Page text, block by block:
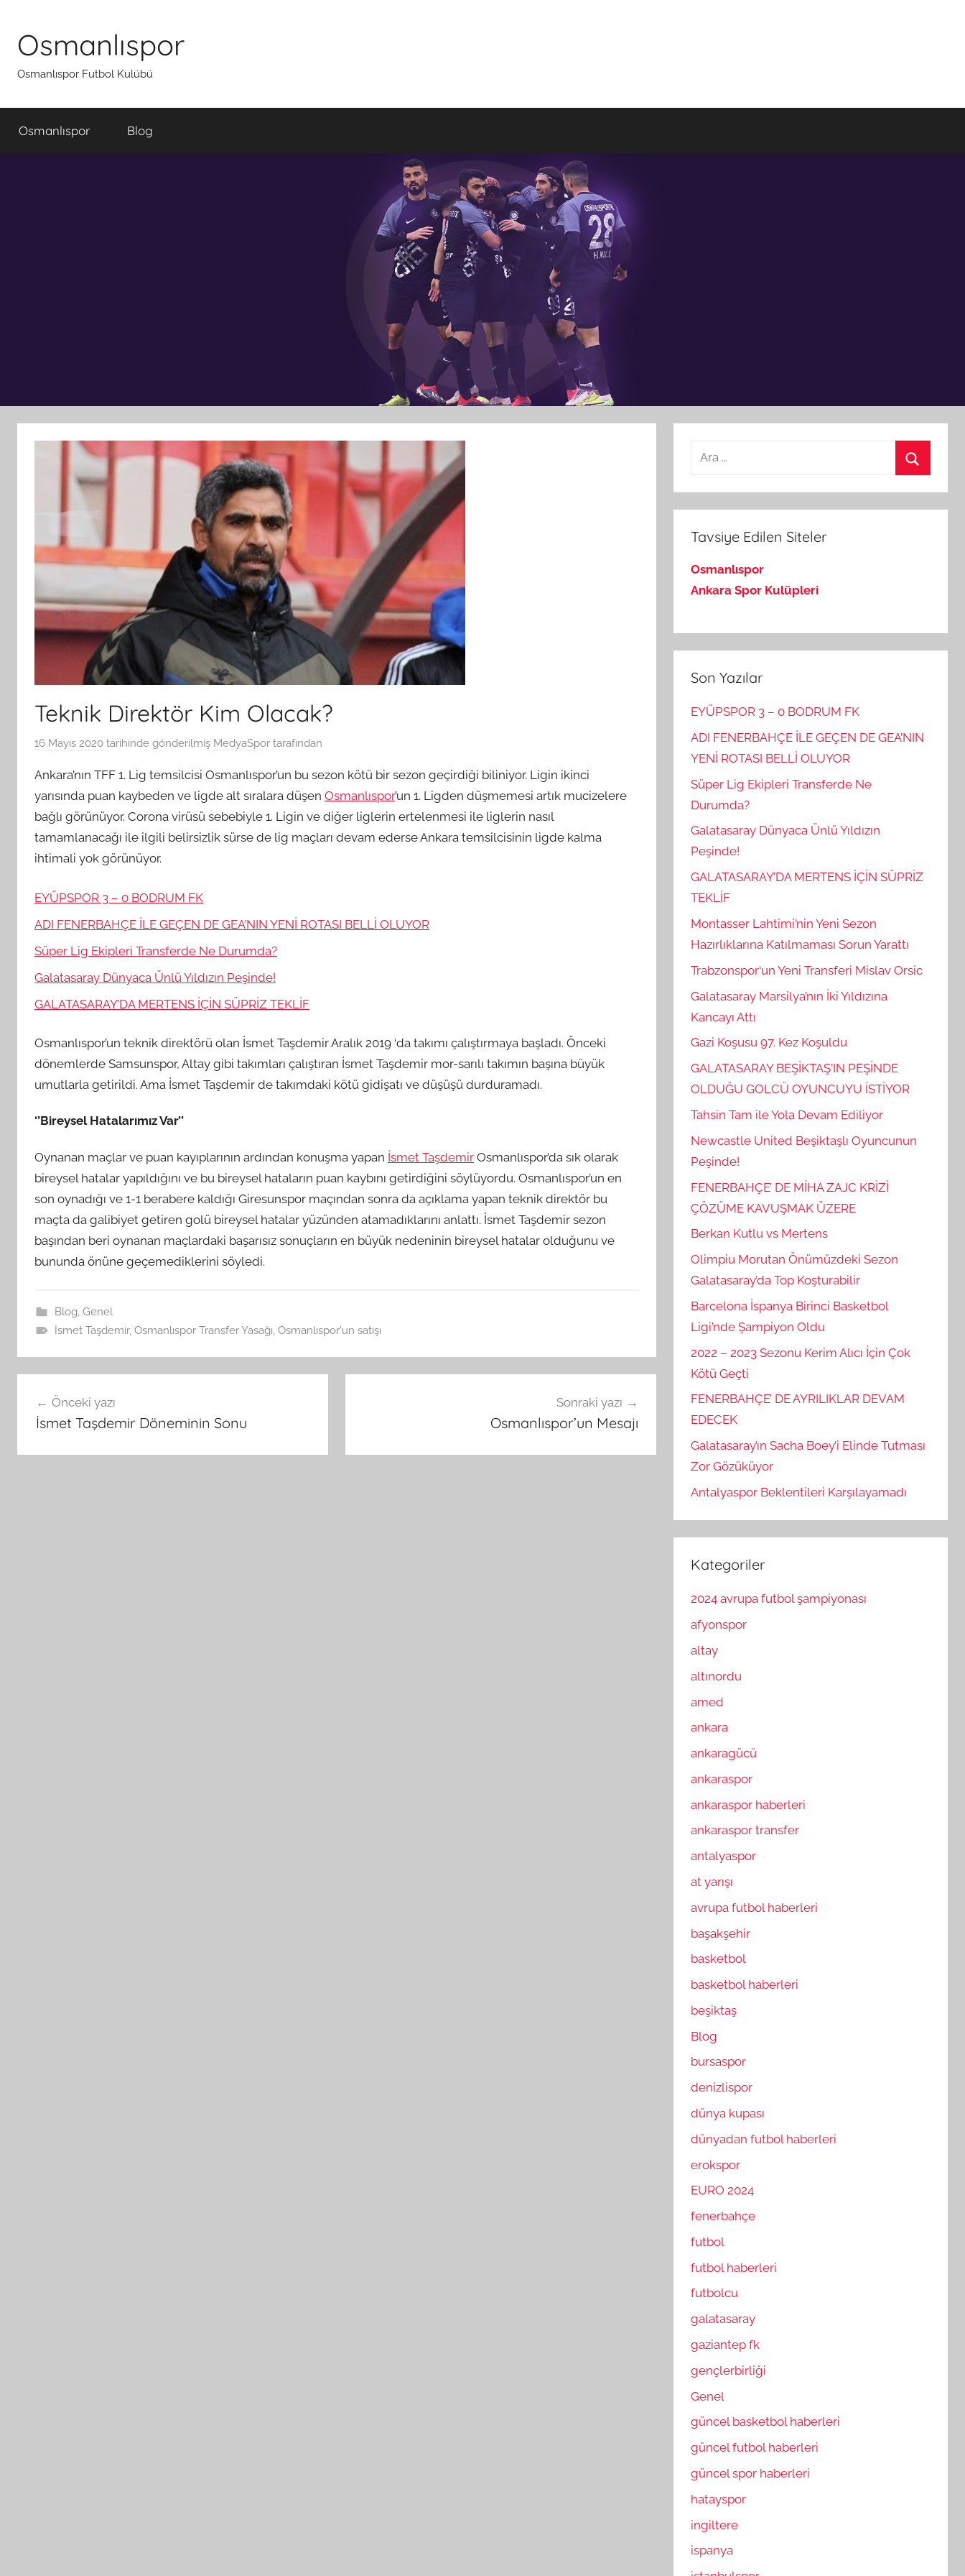
Osmanlıspor
Osmanlıspor Futbol Kulübü
Osmanlıspor Blog
Teknik Direktör Kim Olacak?
16 Mayıs 2020 tarihinde gönderilmiş MedyaSpor tarafından
Ankara’nın TFF 1. Lig temsilcisi Osmanlıspor’un bu sezon kötü bir sezon geçirdiği biliniyor. Ligin ikinci
yarısında puan kaybeden ve ligde alt sıralara düşen Osmanlıspor’un 1. Ligden düşmemesi artık mucizelere
bağlı görünüyor. Corona virüsü sebebiyle 1. Ligin ve diğer liglerin ertelenmesi ile liglerin nasıl
tamamlanacağı ile ilgili belirsizlik sürse de lig maçları devam ederse Ankara temsilcisinin ligde kalma
ihtimali yok görünüyor.
EYÜPSPOR 3 – 0 BODRUM FK
ADI FENERBAHÇE İLE GEÇEN DE GEA’NIN YENİ ROTASI BELLİ OLUYOR
Süper Lig Ekipleri Transferde Ne Durumda?
Galatasaray Dünyaca Ünlü Yıldızın Peşinde!
GALATASARAY’DA MERTENS İÇİN SÜPRİZ TEKLİF
Osmanlıspor’un teknik direktörü olan İsmet Taşdemir Aralık 2019 ‘da takımı çalıştırmaya başladı. Önceki
dönemlerde Samsunspor, Altay gibi takımları çalıştıran İsmet Taşdemir mor-sarılı takımın başına büyük
umutlarla getirildi. Ama İsmet Taşdemir de takımdaki kötü gidişatı ve düşüşü durduramadı.
‘’Bireysel Hatalarımız Var’’
Oynanan maçlar ve puan kayıplarının ardından konuşma yapan İsmet Taşdemir Osmanlıspor’da sık olarak
bireysel hatalar yapıldığını ve bu bireysel hataların puan kaybını getirdiğini söylüyordu. Osmanlıspor’un en
son oynadığı ve 1-1 berabere kaldığı Giresunspor maçından sonra da açıklama yapan teknik direktör bu
maçta da galibiyet getiren golü bireysel hatalar yüzünden atamadıklarını anlattı. İsmet Taşdemir sezon
başından beri oynanan maçlardaki başarısız sonuçların en büyük nedeninin bireysel hatalar olduğunu ve
bununda önüne geçemediklerini söyledi.
Blog Genel
İsmet Taşdemir, Osmanlıspor Transfer Yasağı Osmanlıspor'un satışı
gezinmesi
Önceki yazı
İsmet Taşdemir Döneminin Sonu
Sonraki yazı
Osmanlıspor’un Mesajı
Arama:
Tavsiye Edilen Siteler
Osmanlıspor
Ankara Spor Kulüpleri
Son Yazılar
EYÜPSPOR 3 – 0 BODRUM FK
ADI FENERBAHÇE İLE GEÇEN DE GEA’NIN
YENİ ROTASI BELLİ OLUYOR
Süper Lig Ekipleri Transferde Ne
Durumda?
Galatasaray Dünyaca Ünlü Yıldızın
Peşinde!
GALATASARAY’DA MERTENS İÇİN SÜPRİZ
TEKLİF
Montasser Lahtimi’nin Yeni Sezon
Hazırlıklarına Katılmaması Sorun Yarattı
Trabzonspor‘un Yeni Transferi Mislav Orsic
Galatasaray Marsilya’nın İki Yıldızına
Kancayı Attı
Gazi Koşusu 97. Kez Koşuldu
GALATASARAY BEŞİKTAŞ’IN PEŞİNDE
OLDUĞU GOLCÜ OYUNCUYU İSTİYOR
Tahsin Tam ile Yola Devam Ediliyor
Newcastle United Beşiktaşlı Oyuncunun
Peşinde!
FENERBAHÇE’ DE MİHA ZAJC KRİZİ
ÇÖZÜME KAVUŞMAK ÜZERE
Berkan Kutlu vs Mertens
Olimpiu Morutan Önümüzdeki Sezon
Galatasaray’da Top Koşturabilir
Barcelona İspanya Birinci Basketbol
Ligi’nde Şampiyon Oldu
2022 – 2023 Sezonu Kerim Alıcı İçin Çok
Kötü Geçti
FENERBAHÇE’ DE AYRILIKLAR DEVAM
EDECEK
Galatasaray’ın Sacha Boey’i Elinde Tutması
Zor Gözüküyor
Antalyaspor Beklentileri Karşılayamadı
Kategoriler
2024 avrupa futbol şampiyonası
afyonspor
altay
altınordu
amed
ankara
ankaragücü
ankaraspor
ankaraspor haberleri
ankaraspor transfer
antalyaspor
at yarışı
avrupa futbol haberleri
başakşehir
basketbol
basketbol haberleri
beşiktaş
Blog
bursaspor
denizlispor
dünya kupası
dünyadan futbol haberleri
erokspor
EURO 2024
fenerbahçe
futbol
futbol haberleri
futbolcu
galatasaray
gaziantep fk
gençlerbirliği
Genel
güncel basketbol haberleri
güncel futbol haberleri
güncel spor haberleri
hatayspor
ingiltere
ispanya